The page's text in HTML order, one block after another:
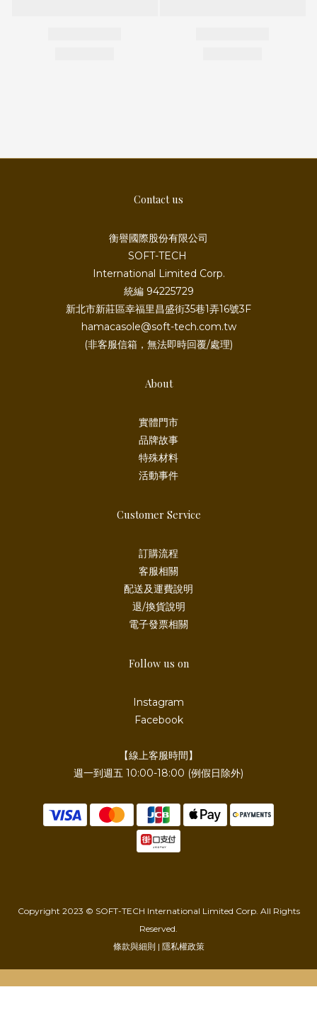
Contact us
衡譽國際股份有限公司
SOFT-TECH
International Limited Corp.
統編 94225729
新北市新莊區幸福里昌盛街35巷1弄16號3F
hamacasole@soft-tech.com.tw
(非客服信箱，無法即時回覆/處理)
About
實體門市
品牌故事
特殊材料
活動事件
Customer Service
訂購流程
客服相關
配送及運費說明
退/換貨說明
電子發票相關
Follow us on
Instagram
Facebook
【線上客服時間】
週一到週五 10:00-18:00 (例假日除外)
Copyright 2023 © SOFT-TECH International Limited Corp. All Rights
Reserved.
條款與細則 | 隱私權政策